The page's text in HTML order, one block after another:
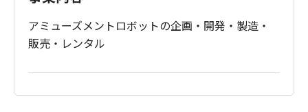
アミューズメントロボットの企画・開発・製造・
販売・レンタル